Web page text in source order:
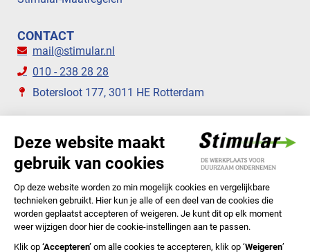
CONTACT
mail@stimular.nl
010 - 238 28 28
Botersloot 177, 3011 HE Rotterdam
STIMULAR NIEUWSBRIEVEN
ABONNEER NU